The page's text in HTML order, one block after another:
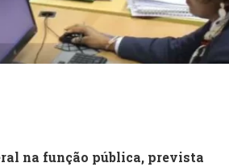
na função pública, prevista